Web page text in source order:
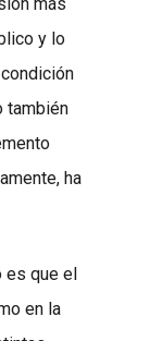
y lo
también
ha
es que el
en la